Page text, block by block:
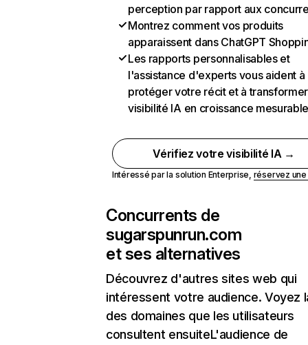
perception par rapport aux
Montrez comment vos produits
apparaissent dans ChatGPT
Les rapports personnalisables et
l'assistance d'experts vous aident à
protéger votre récit et à
visibilité IA en croissance
Vérifiez votre visibilité IA →
Intéressé par la solution Enterprise, réservez
Concurrents de
sugarspunrun.com
et ses alternatives
Découvrez d'autres sites web qui
intéressent votre audience. Voyez
des domaines que les utilisateurs
consultent ensuiteL'audience de